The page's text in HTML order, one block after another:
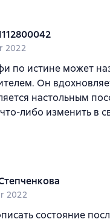
2022
по истине может
Он
настольным
либо изменить в
2022
состояние